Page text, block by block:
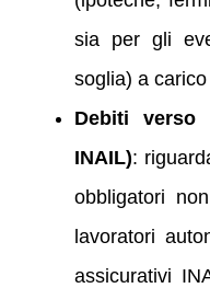
sia per gli
soglia) a
Debiti verso
INAIL):
obbligatori
lavoratori
assicurativi